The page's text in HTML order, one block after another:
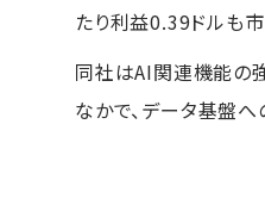
たり利益0.39ドルも
同社はAI関連機能の
なかで、データ基盤